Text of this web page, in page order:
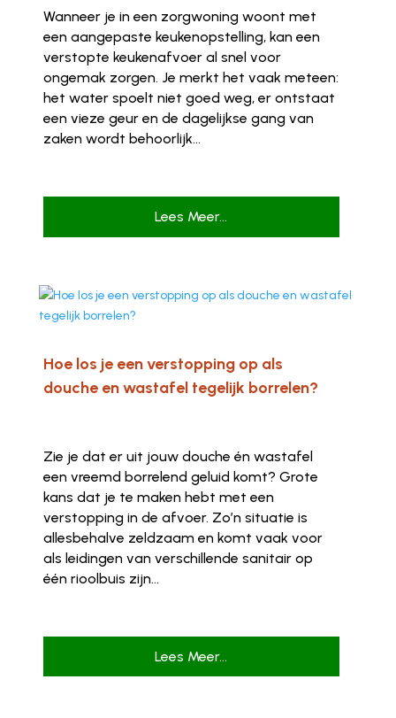
Wanneer je in een zorgwoning woont met
een aangepaste keukenopstelling, kan een
verstopte keukenafvoer al snel voor
ongemak zorgen. Je merkt het vaak meteen:
het water spoelt niet goed weg, er ontstaat
een vieze geur en de dagelijkse gang van
zaken wordt behoorlijk...
Lees Meer...
Hoe los je een verstopping op als
douche en wastafel tegelijk borrelen?
Zie je dat er uit jouw douche én wastafel
een vreemd borrelend geluid komt? Grote
kans dat je te maken hebt met een
verstopping in de afvoer. Zo’n situatie is
allesbehalve zeldzaam en komt vaak voor
als leidingen van verschillende sanitair op
één rioolbuis zijn...
Lees Meer...